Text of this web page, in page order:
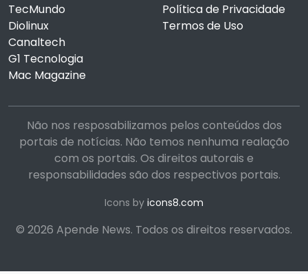
TecMundo
Diolinux
Canaltech
G1 Tecnologia
Mac Magazine
Política de Privacidade
Termos de Uso
Não nos resposabilizamos pelos conteúdos dos
portais de notícias. Não temos nenhuma realação
com os portais. Os direitos autorais e
responsabilidades são dos respectivos portais.
Icons by icons8.com
© 2026 Apende News. Todos os direitos reservados.